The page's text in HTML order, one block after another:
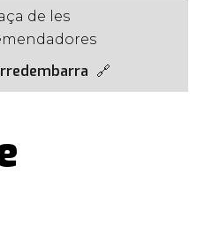
de les